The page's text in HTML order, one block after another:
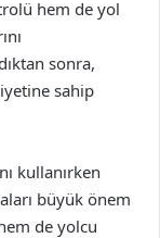
hem de yol
sonra,
sahip
kullanırken
büyük önem
de yolcu